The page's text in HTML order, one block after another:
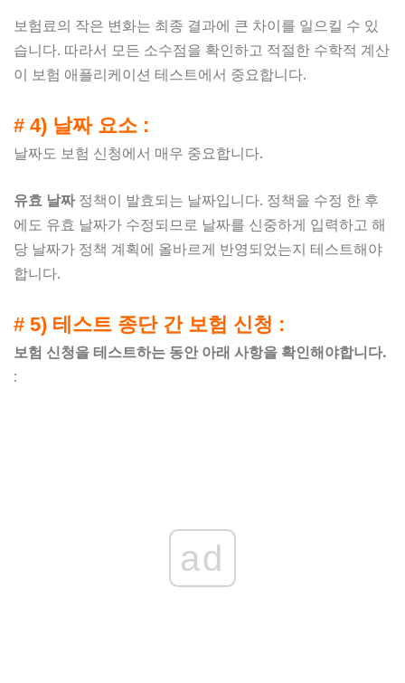
보험료의 작은 변화는 최종 결과에 큰 차이를 일으킬 수 있
습니다. 따라서 모든 소수점을 확인하고 적절한 수학적 계산
이 보험 애플리케이션 테스트에서 중요합니다.
# 4) 날짜 요소 :
날짜도 보험 신청에서 매우 중요합니다.
유효 날짜정책이 발효되는 날짜입니다. 정책을 수정 한 후
에도 유효 날짜가 수정되므로 날짜를 신중하게 입력하고 해
당 날짜가 정책 계획에 올바르게 반영되었는지 테스트해야
합니다.
# 5) 테스트 종단 간 보험 신청 :
보험 신청을 테스트하는 동안 아래 사항을 확인해야합니다.
:
ad